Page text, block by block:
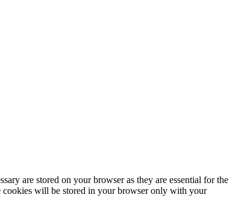
are stored on your browser as they are essential for the
cookies will be stored in your browser only with your